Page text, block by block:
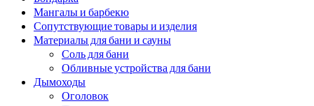
Мангалы и барбекю
Сопутствующие товары и изделия
Материалы для бани и сауны
Соль для бани
Обливные устройства для бани
Дымоходы
Оголовок